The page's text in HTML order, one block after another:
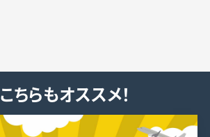
こちらもオススメ！